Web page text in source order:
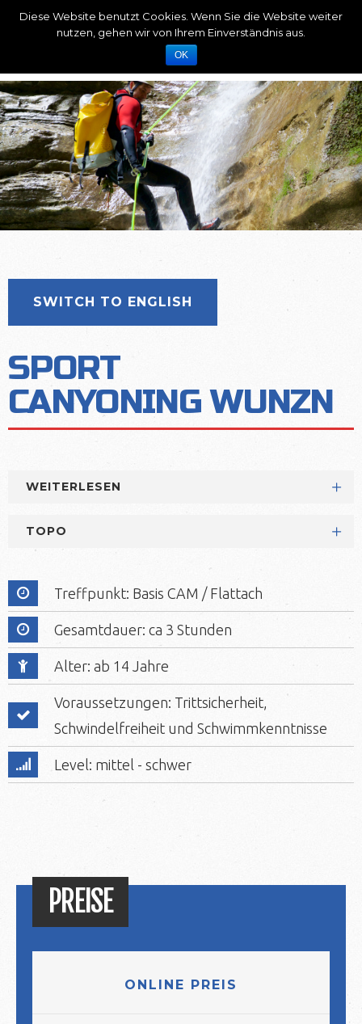
SWITCH TO ENGLISH
SPORT
CANYONINGWUNZN
WEITERLESEN
TOPO
Treffpunkt: Basis CAM / Flattach
Gesamtdauer: ca 3 Stunden
Alter: ab 14 Jahre
Voraussetzungen: Trittsicherheit,
Schwindelfreiheit und Schwimmkenntnisse
Level: mittel - schwer
PREISE
ONLINE PREIS
Diese Website benutzt Cookies. Wenn Sie die Website weiter
nutzen, gehen wir von Ihrem Einverständnis aus.
OK